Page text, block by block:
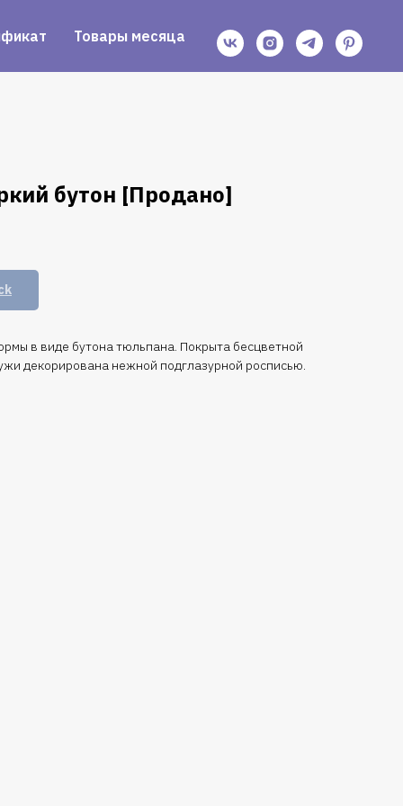
Товары месяца
бутон [Продано]
в виде бутона тюльпана. Покрыта бесцветной
декорирована нежной подглазурной росписью.